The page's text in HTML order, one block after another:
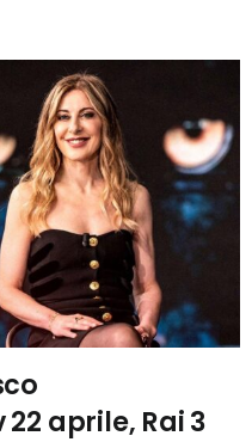
aprile, Rai 3